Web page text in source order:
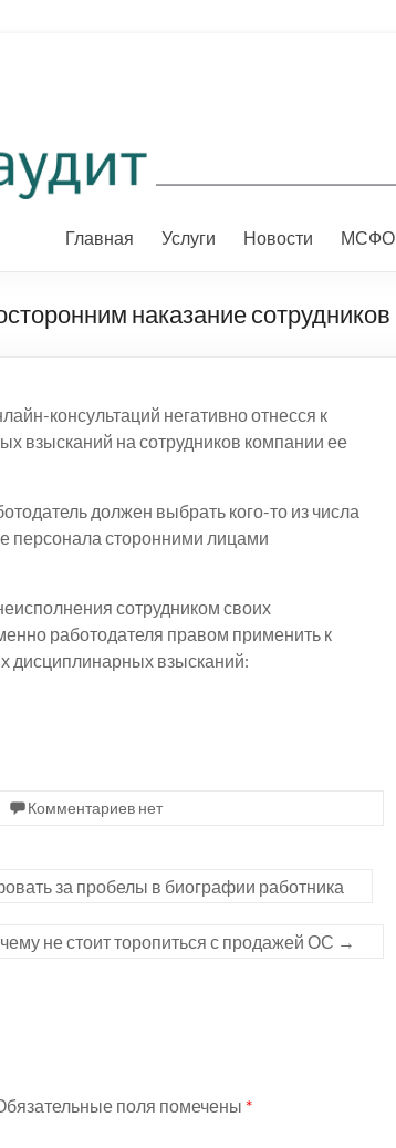
Главная Услуги Новости МСФО
наказание сотрудников
консультаций негативно отнесся к
взысканий на сотрудников компании ее
должен выбрать кого-то из числа
персонала сторонними лицами
сотрудником своих
работодателя правом применить к
дисциплинарных взысканий:
Комментариев нет
за пробелы в биографии работника
не стоит торопиться с продажей ОС →
поля помечены *